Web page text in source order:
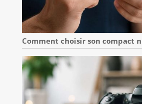
Comment choisir son compact